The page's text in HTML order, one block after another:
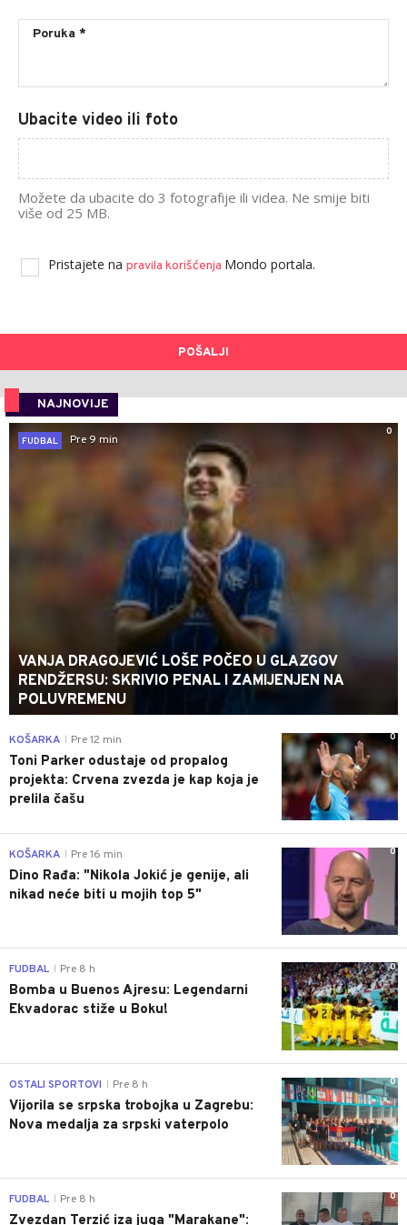
Ubacite video ili foto
Možete da ubacite do 3 fotografije ili videa. Ne smije biti
više od 25 MB.
Pristajete na pravila korišćenja Mondo portala.
POŠALJI
NAJNOVIJE
0
FUDBAL
Pre 9 min
VANJA DRAGOJEVIĆ LOŠE POČEO U GLAZGOV
RENDŽERSU: SKRIVIO PENAL I ZAMIJENJEN NA
POLUVREMENU
0
KOŠARKA Pre 12 min
Toni Parker odustaje od propalog
projekta: Crvena zvezda je kap koja je
prelila čašu
0
KOŠARKA Pre 16 min
Dino Rađa: "Nikola Jokić je genije, ali
nikad neće biti u mojih top 5"
0
FUDBAL Pre 8 h
Bomba u Buenos Ajresu: Legendarni
Ekvadorac stiže u Boku!
0
OSTALI SPORTOVI Pre 8 h
Vijorila se srpska trobojka u Zagrebu:
Nova medalja za srpski vaterpolo
0
FUDBAL Pre 8 h
Zvezdan Terzić iza juga "Marakane":